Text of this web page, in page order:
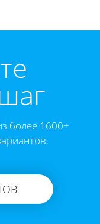
более 1600+